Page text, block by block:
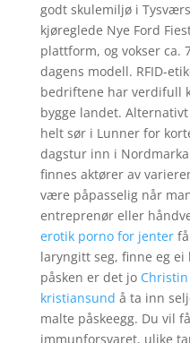
godt skulemiljø i
kjøreglede Nye Ford
plattform, og vokser ca.
dagens modell. RFID-
bedriftene har verdifull
bygge landet.
helt sør i Lunner for
dagstur inn i
finnes aktører av
være påpasselig når
entreprenør eller
erotik porno for jenter
laryngitt seg, finne eg
påsken er det jo
kristiansund å ta inn
malte påskeegg. Du vil
immunforsvaret, ulike